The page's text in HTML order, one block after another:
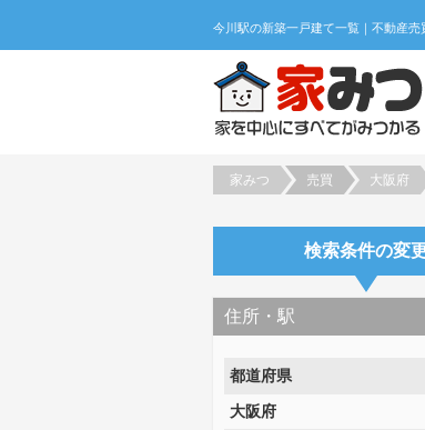
家みつ 売買 大阪府
検索条件の変
住所・駅
都道府県
大阪府